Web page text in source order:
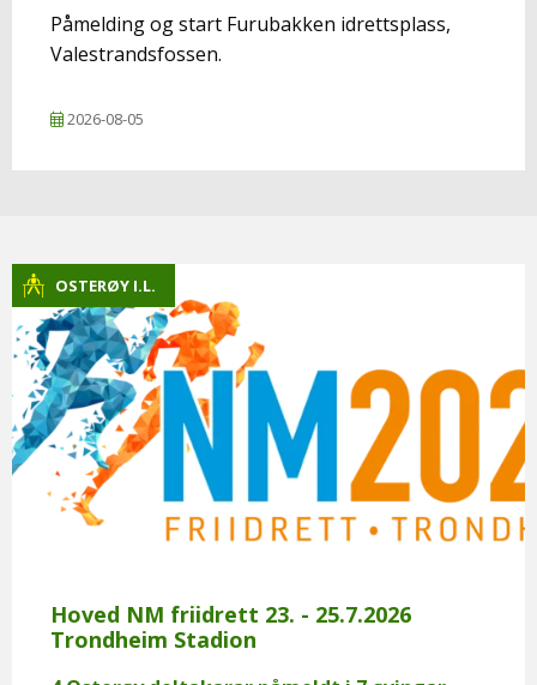
Påmelding og start Furubakken idrettsplass,
Valestrandsfossen.
2026-08-05
OSTERØY I.L.
Hoved NM friidrett 23. - 25.7.2026
Trondheim Stadion